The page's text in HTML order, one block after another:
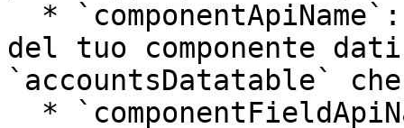
del tuo componente
`accountsDatatable`